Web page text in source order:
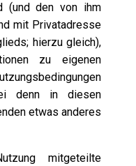
(und den von ihm
mit Privatadresse
hierzu gleich),
zu eigenen
denn in diesen
etwas anderes
mitgeteilte